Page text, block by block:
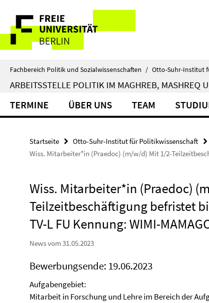
direkt
Inhalt
Service-
Navigation
Fachbereich Politik und Sozialwissenschaften / Otto-Suhr-Institut
ARBEITSSTELLE POLITIK IM MAGHREB, MASHREQ
TERMINE ÜBER UNS TEAM
Startseite Otto-Suhr-Institut für Politikwissenschaft
Wiss. Mitarbeiter*in (Praedoc) (m/w/d) Mit 1/2-
Wiss. Mitarbeiter*in (Praedoc)
Teilzeitbeschäftigung befristet
TV-L FU Kennung: WIMI-
News vom 31.05.2023
Bewerbungsende: 19.06.2023
Aufgabengebiet:
Mitarbeit in Forschung und Lehre im Bereich der